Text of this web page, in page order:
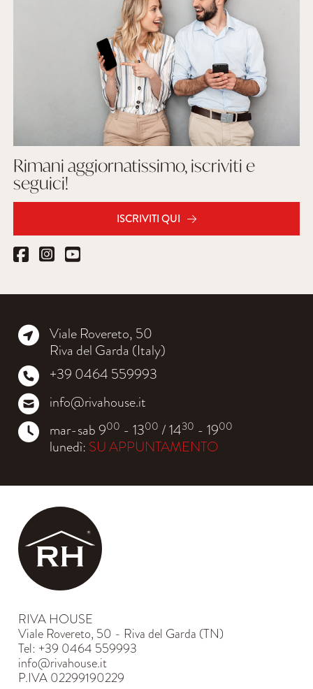
Rimani aggiornatissimo, iscriviti e
seguici!
ISCRIVITI QUI
Viale Rovereto, 50
Riva del Garda (Italy)
+39 0464 559993
info@rivahouse.it
mar-sab 900 - 1300 / 1430 - 1900
lunedì: SU APPUNTAMENTO
RIVA HOUSE
Viale Rovereto, 50 - Riva del Garda (TN)
Tel: +39 0464 559993
info@rivahouse.it
P.IVA 02299190229